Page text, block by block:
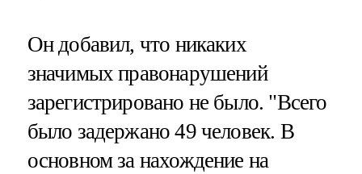
Он добавил, что никаких
значимых правонарушений
зарегистрировано не было. "Всего
было задержано 49 человек. В
основном за нахождение на